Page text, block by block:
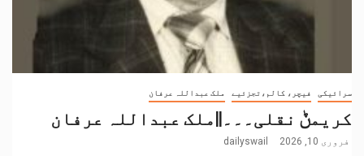
سرائیکی فیچر، کالم،تجزئیے ملک عبداللہ عرفان
کریمݨ نقلی۔۔۔||ملک عبداللہ عرفان
فروری 10, 2026 dailyswail